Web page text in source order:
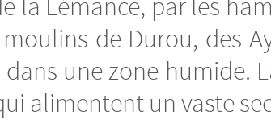
la Lémance, par les
de Durou, des
une zone humide.
alimentent un vaste